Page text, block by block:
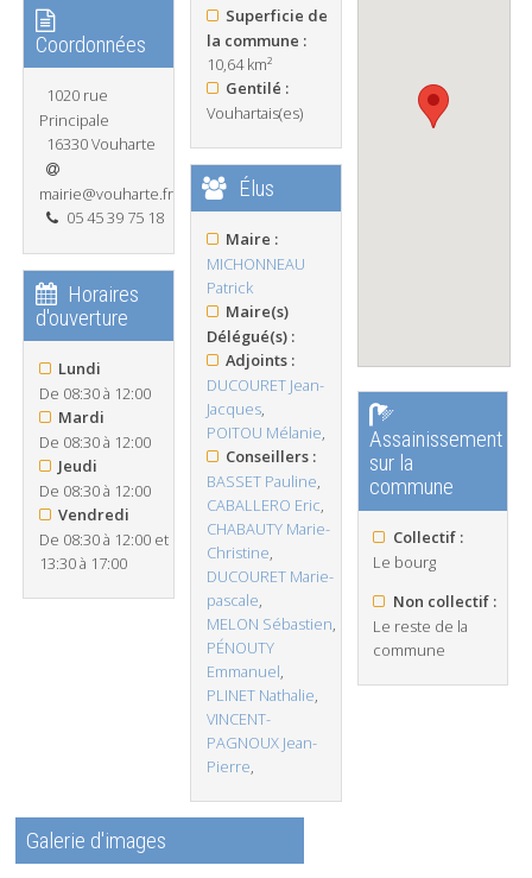
Coordonnées
1020 rue
Principale
16330 Vouharte
mairie@vouharte.fr
05 45 39 75 18
Horaires
d'ouverture
Lundi
De 08:30 à 12:00
Mardi
De 08:30 à 12:00
Jeudi
De 08:30 à 12:00
Vendredi
De 08:30 à 12:00 et
13:30 à 17:00
Superficie de
la commune :
10,64 km²
Gentilé :
Vouhartais(es)
Élus
Maire :
MICHONNEAU
Patrick
Maire(s)
Délégué(s) :
Adjoints :
DUCOURET Jean-
Jacques,
POITOU Mélanie,
Conseillers :
BASSET Pauline,
CABALLERO Eric,
CHABAUTY Marie-
Christine,
DUCOURET Marie-
pascale,
MELON Sébastien,
PÉNOUTY
Emmanuel,
PLINET Nathalie,
VINCENT-
PAGNOUX Jean-
Pierre,
Assainissement
sur la
commune
Collectif :
Le bourg
Non collectif :
Le reste de la
commune
Galerie d'images